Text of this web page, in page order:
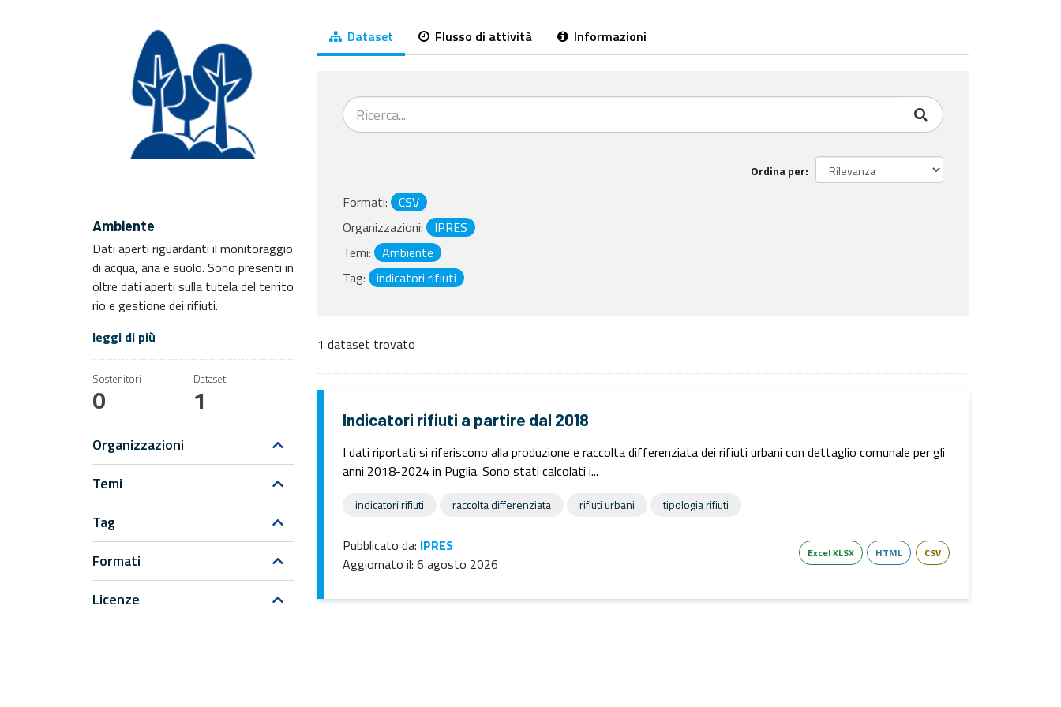
Ambiente
Dati aperti riguardanti il monitoraggio
di acqua, aria e suolo. Sono presenti in
oltre dati aperti sulla tutela del territo
rio e gestione dei rifiuti.
leggi di più
Sostenitori
0
Dataset
1
Organizzazioni
Temi
Tag
Formati
Licenze
Dataset Flusso di attività Informazioni
Ordina per
Formati:
CSV
Organizzazioni:
IPRES
Temi:
Ambiente
Tag:
indicatori rifiuti
1 dataset trovato
Indicatori rifiuti a partire dal 2018
I dati riportati si riferiscono alla produzione e raccolta differenziata dei rifiuti urbani con dettaglio comunale per gli
anni 2018-2024 in Puglia. Sono stati calcolati i...
indicatori rifiuti raccolta differenziata rifiuti urbani tipologia rifiuti
Pubblicato da: IPRES
Aggiornato il: 6 agosto 2026
Excel XLSX HTML CSV